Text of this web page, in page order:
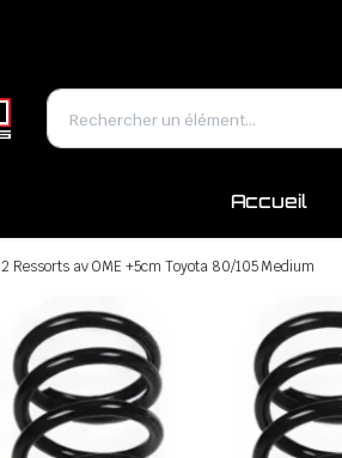
Accueil
2 Ressorts av OME +5cm Toyota 80/105 Medium